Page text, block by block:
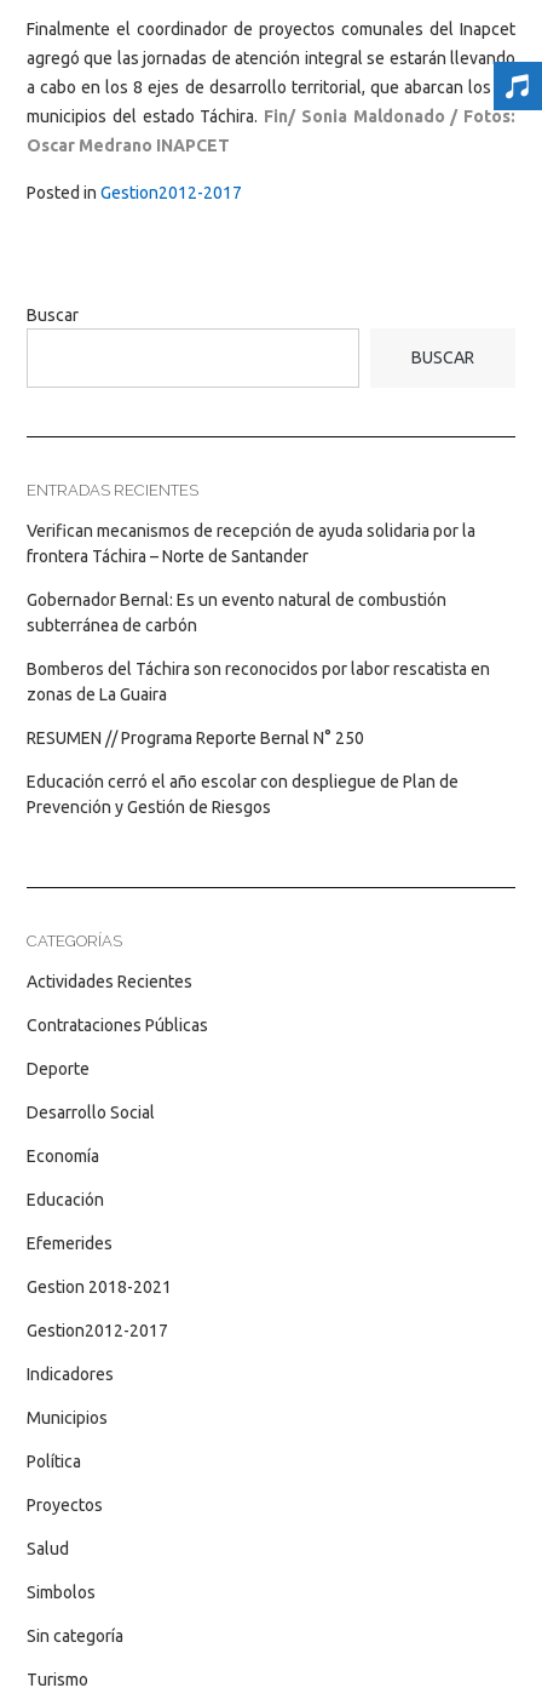
Finalmente el coordinador de proyectos comunales del Inapcet
agregó que las jornadas de atención integral se estarán llevando
a cabo en los 8 ejes de desarrollo territorial, que abarcan los 29
municipios del estado Táchira. Fin/ Sonia Maldonado / Fotos:
Oscar Medrano INAPCET
Posted in Gestion2012-2017
Buscar
BUSCAR
ENTRADAS RECIENTES
Verifican mecanismos de recepción de ayuda solidaria por la
frontera Táchira – Norte de Santander
Gobernador Bernal: Es un evento natural de combustión
subterránea de carbón
Bomberos del Táchira son reconocidos por labor rescatista en
zonas de La Guaira
RESUMEN // Programa Reporte Bernal N° 250
Educación cerró el año escolar con despliegue de Plan de
Prevención y Gestión de Riesgos
CATEGORÍAS
Actividades Recientes
Contrataciones Públicas
Deporte
Desarrollo Social
Economía
Educación
Efemerides
Gestion 2018-2021
Gestion2012-2017
Indicadores
Municipios
Política
Proyectos
Salud
Simbolos
Sin categoría
Turismo